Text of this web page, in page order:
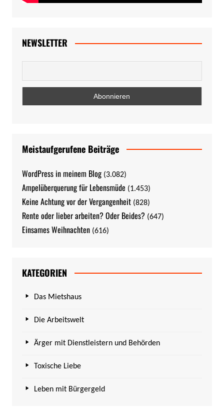
NEWSLETTER
Meistaufgerufene Beiträge
WordPress in meinem Blog (3.082)
Ampelüberquerung für Lebensmüde (1.453)
Keine Achtung vor der Vergangenheit (828)
Rente oder lieber arbeiten? Oder Beides? (647)
Einsames Weihnachten (616)
KATEGORIEN
Das Mietshaus
Die Arbeitswelt
Ärger mit Dienstleistern und Behörden
Toxische Liebe
Leben mit Bürgergeld